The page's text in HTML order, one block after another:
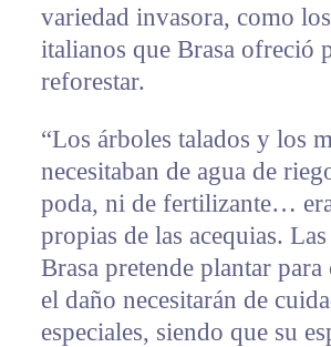
variedad invasora, como
italianos que Brasa ofreció
reforestar.
“Los árboles talados y los
necesitaban de agua de
poda, ni de fertilizante…
propias de las acequias.
Brasa pretende plantar para
el daño necesitarán de
especiales, siendo que su